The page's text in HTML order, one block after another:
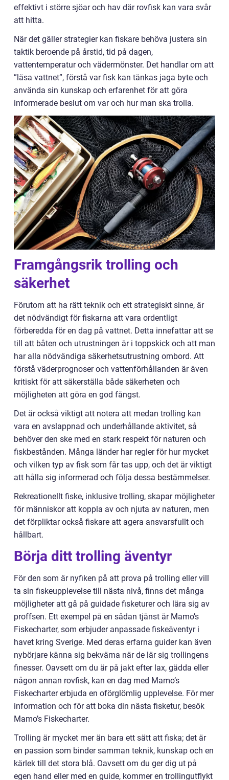
effektivt i större sjöar och hav där rovfisk kan vara svår
att hitta.
När det gäller strategier kan fiskare behöva justera sin
taktik beroende på årstid, tid på dagen,
vattentemperatur och vädermönster. Det handlar om att
”läsa vattnet”, förstå var fisk kan tänkas jaga byte och
använda sin kunskap och erfarenhet för att göra
informerade beslut om var och hur man ska trolla.
Framgångsrik trolling och
säkerhet
Förutom att ha rätt teknik och ett strategiskt sinne, är
det nödvändigt för fiskarna att vara ordentligt
förberedda för en dag på vattnet. Detta innefattar att se
till att båten och utrustningen är i toppskick och att man
har alla nödvändiga säkerhetsutrustning ombord. Att
förstå väderprognoser och vattenförhållanden är även
kritiskt för att säkerställa både säkerheten och
möjligheten att göra en god fångst.
Det är också viktigt att notera att medan trolling kan
vara en avslappnad och underhållande aktivitet, så
behöver den ske med en stark respekt för naturen och
fiskbestånden. Många länder har regler för hur mycket
och vilken typ av fisk som får tas upp, och det är viktigt
att hålla sig informerad och följa dessa bestämmelser.
Rekreationellt fiske, inklusive trolling, skapar möjligheter
för människor att koppla av och njuta av naturen, men
det förpliktar också fiskare att agera ansvarsfullt och
hållbart.
Börja ditt trolling äventyr
För den som är nyfiken på att prova på trolling eller vill
ta sin fiskeupplevelse till nästa nivå, finns det många
möjligheter att gå på guidade fisketurer och lära sig av
proffsen. Ett exempel på en sådan tjänst är Mamo’s
Fiskecharter, som erbjuder anpassade fiskeäventyr i
havet kring Sverige. Med deras erfarna guider kan även
nybörjare känna sig bekväma när de lär sig trollingens
finesser. Oavsett om du är på jakt efter lax, gädda eller
någon annan rovfisk, kan en dag med Mamo’s
Fiskecharter erbjuda en oförglömlig upplevelse. För mer
information och för att boka din nästa fisketur, besök
Mamo’s Fiskecharter.
Trolling är mycket mer än bara ett sätt att fiska; det är
en passion som binder samman teknik, kunskap och en
kärlek till det stora blå. Oavsett om du ger dig ut på
egen hand eller med en guide, kommer en trollingutflykt